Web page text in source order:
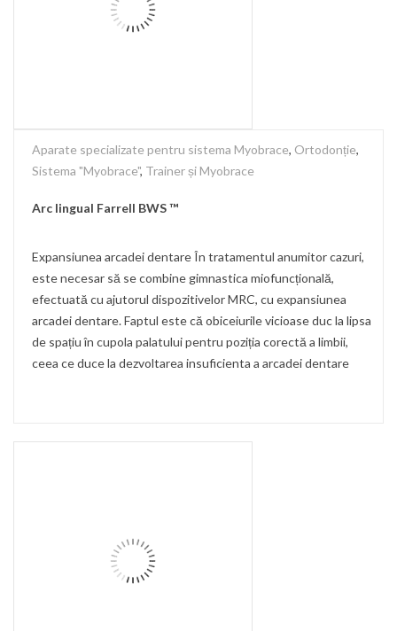
Aparate specializate pentru sistema Myobrace, Ortodonție,
Sistema "Myobrace", Trainer și Myobrace
Arc lingual Farrell BWS ™
Expansiunea arcadei dentare În tratamentul anumitor cazuri,
este necesar să se combine gimnastica miofuncțională,
efectuată cu ajutorul dispozitivelor MRC, cu expansiunea
arcadei dentare. Faptul este că obiceiurile vicioase duc la lipsa
de spațiu în cupola palatului pentru poziția corectă a limbii,
ceea ce duce la dezvoltarea insuficienta a arcadei dentare